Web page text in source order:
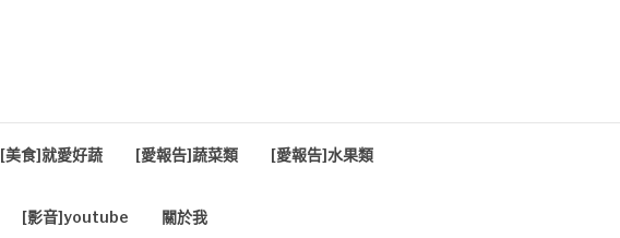
[美食]就愛好蔬 [愛報告]蔬菜類 [愛報告]水果類
[影音]youtube 關於我